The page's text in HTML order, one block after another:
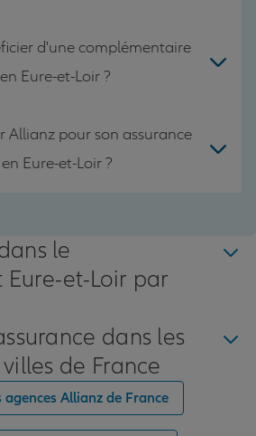
d'une complémentaire
Eure-et-Loir ?
Allianz pour son assurance
Eure-et-Loir ?
le
et-Loir par
dans les
de France
agences Allianz de France